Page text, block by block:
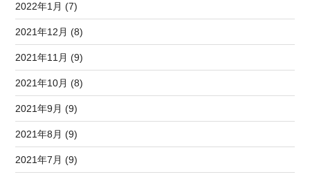
2022年1月 (7)
2021年12月 (8)
2021年11月 (9)
2021年10月 (8)
2021年9月 (9)
2021年8月 (9)
2021年7月 (9)